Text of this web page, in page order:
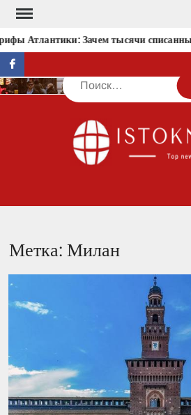
Перейти
содержимому
Атлантики: Зачем тысячи
facebook
Поиск
Метка:Милан